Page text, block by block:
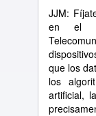
JJM:
en el
que los
los
artificial,